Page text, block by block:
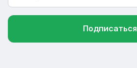
Подписаться